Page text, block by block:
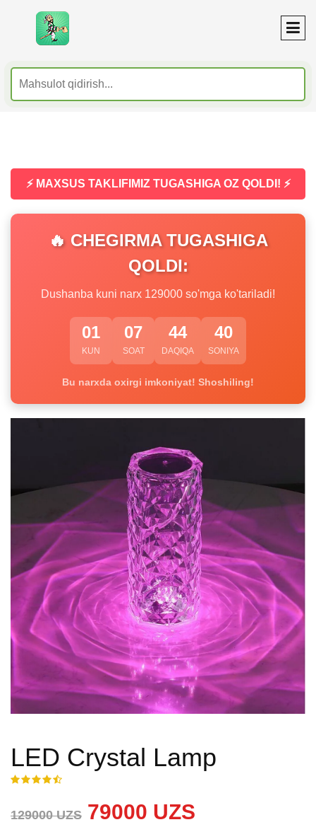
⚡ MAXSUS TAKLIFIMIZ TUGASHIGA OZ QOLDI! ⚡
🔥 CHEGIRMA TUGASHIGA
QOLDI:
Dushanba kuni narx 129000 so'mga ko'tariladi!
01
KUN
07
SOAT
44
DAQIQA
39
SONIYA
Bu narxda oxirgi imkoniyat! Shoshiling!
LED Crystal Lamp
129000 UZS 79000 UZS